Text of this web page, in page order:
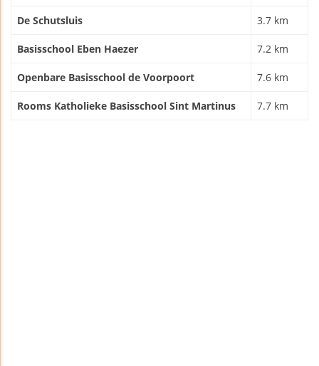
De Schutsluis 3.7 km
Basisschool Eben Haezer 7.2 km
Openbare Basisschool de Voorpoort 7.6 km
Rooms Katholieke Basisschool Sint Martinus 7.7 km